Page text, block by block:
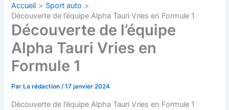
Accueil
Sport auto
Découverte de l’équipe Alpha Tauri Vries en Formule 1
Découverte de l’équipe
Alpha Tauri Vries en
Formule 1
Par La rédaction/17 janvier 2024
Découverte de l’équipe Alpha Tauri Vries en Formule 1